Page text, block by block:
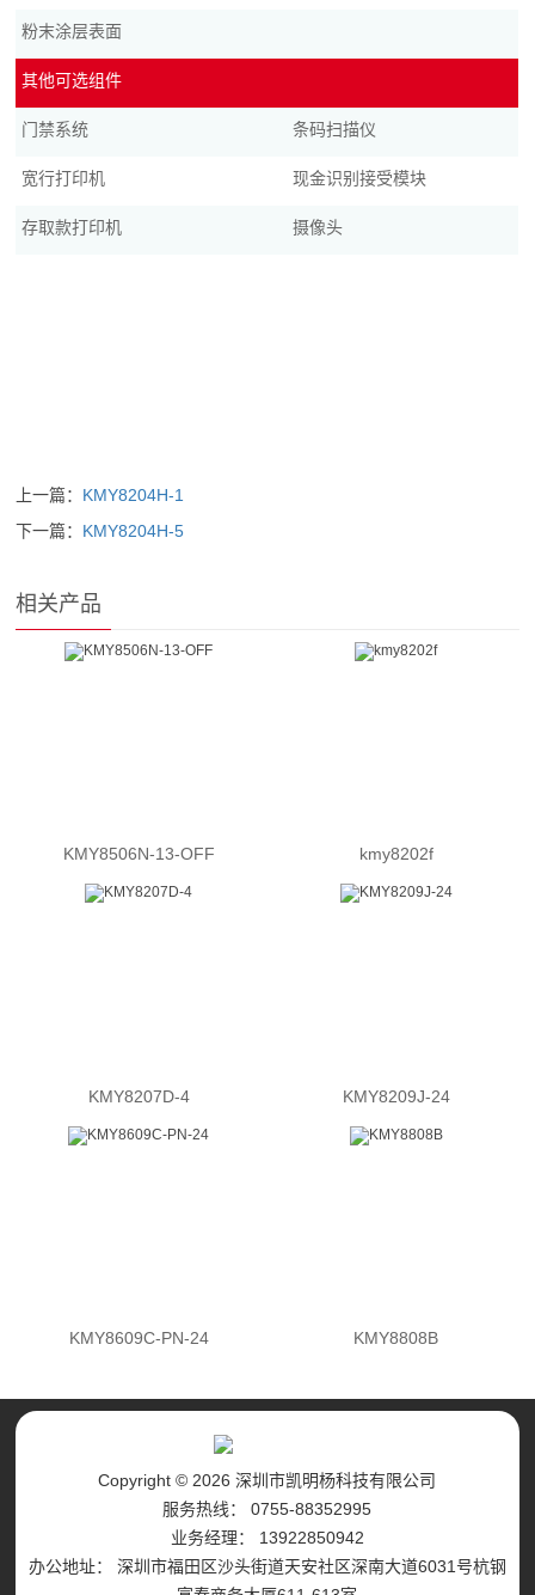
粉末涂层表面
其他可选组件
门禁系统 条码扫描仪
宽行打印机 现金识别接受模块
存取款打印机 摄像头
上一篇： KMY8204H-1
下一篇： KMY8204H-5
相关产品
KMY8506N-13-OFF kmy8202f
KMY8207D-4 KMY8209J-24
KMY8609C-PN-24 KMY8808B
Copyright © 2026 深圳市凯明杨科技有限公司
服务热线： 0755-88352995
业务经理： 13922850942
办公地址： 深圳市福田区沙头街道天安社区深南大道6031号杭钢